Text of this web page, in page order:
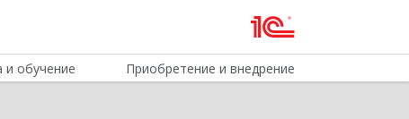
и обучение Приобретение и внедрение